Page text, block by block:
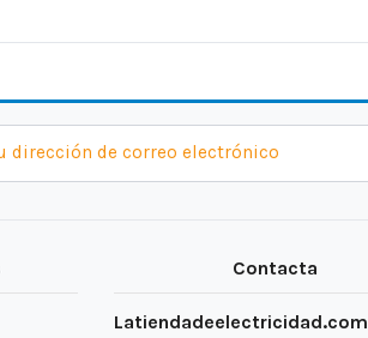
Contacta
Latiendadeelectricidad.com